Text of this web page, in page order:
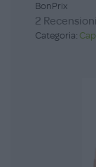
BonPrix
2 Recensioni
Categoria: